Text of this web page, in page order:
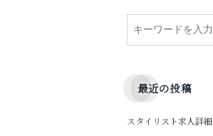
最近の投稿
スタイリスト求人詳細